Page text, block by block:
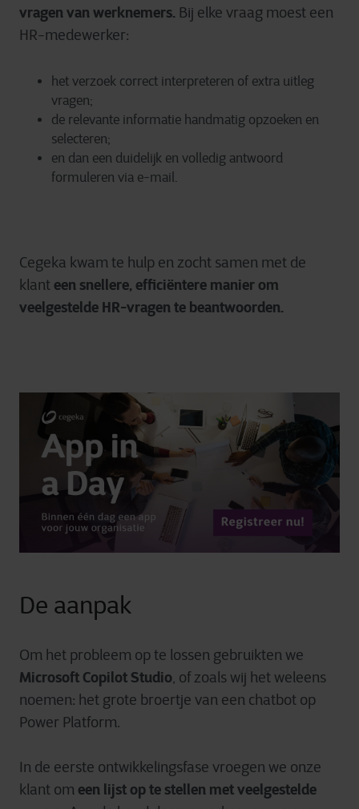
vragen van werknemers. Bij elke vraag moest een
HR-medewerker:
het verzoek correct interpreteren of extra uitleg
vragen;
de relevante informatie handmatig opzoeken en
selecteren;
en dan een duidelijk en volledig antwoord
formuleren via e-mail.
Cegeka kwam te hulp en zocht samen met de
klant een snellere, efficiëntere manier om
veelgestelde HR-vragen te beantwoorden.
De aanpak
Om het probleem op te lossen gebruikten we
Microsoft Copilot Studio, of zoals wij het weleens
noemen: het grote broertje van een chatbot op
Power Platform.
In de eerste ontwikkelingsfase vroegen we onze
klant om een lijst op te stellen met veelgestelde